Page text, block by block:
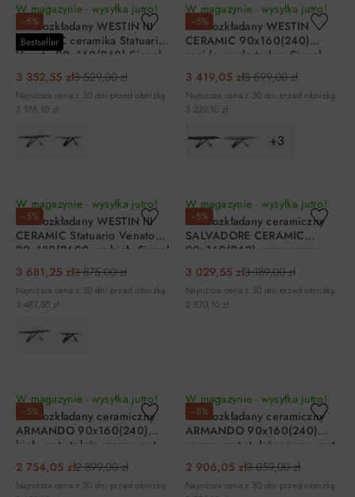
−5%
Bestseller
W magazynie - wysyłka jutro!
Stół rozkładany WESTIN III
CERAMIC ceramika Statuario
Venato 90x160(240) Signal
3 352,55 zł3 529,00 zł
Najniższa cena z 30 dni przed obniżką:
3 176,10 zł
−5%
W magazynie - wysyłka jutro!
Stół rozkładany WESTIN
CERAMIC 90x160(240)
ossido verde turkus Signal
3 419,05 zł3 599,00 zł
Najniższa cena z 30 dni przed obniżką:
3 239,10 zł
+3
−5%
W magazynie - wysyłka jutro!
Stół rozkładany WESTIN III
CERAMIC Statuario Venato
90x180(2600 cm biały Signal
3 681,25 zł3 875,00 zł
Najniższa cena z 30 dni przed obniżką:
3 487,50 zł
−5%
W magazynie - wysyłka jutro!
Stół rozkładany ceramiczny
SALVADORE CERAMIC
90x160(240) szaro-czarny
Signal
3 029,55 zł3 189,00 zł
Najniższa cena z 30 dni przed obniżką:
2 870,10 zł
−5%
W magazynie - wysyłka jutro!
Stół rozkładany ceramiczny
ARMANDO 90x160(240)
biały mat stelaż: czarny mat
2 754,05 zł2 899,00 zł
Najniższa cena z 30 dni przed obniżką:
−5%
W magazynie - wysyłka jutro!
Stół rozkładany ceramiczny
ARMANDO 90x160(240)
czarny mat stelaż: czarny mat
2 906,05 zł3 059,00 zł
Najniższa cena z 30 dni przed obniżką: